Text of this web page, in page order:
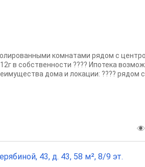
комнатами рядом с
в собственности ???? Ипотека
дома и локации: ???? рядом с...
43, д. 43, 58 м², 8/9 эт.